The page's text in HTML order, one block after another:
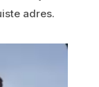
adres.